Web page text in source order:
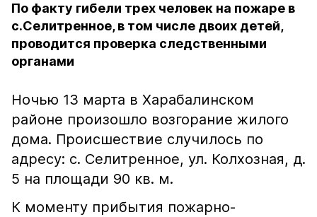
По факту гибели трех человек на пожаре в
с.Селитренное, в том числе двоих детей,
проводится проверка следственными
органами
Ночью 13 марта в Харабалинском
районе произошло возгорание жилого
дома. Происшествие случилось по
адресу: с. Селитренное, ул. Колхозная, д.
5 на площади 90 кв. м.
К моменту прибытия пожарно-